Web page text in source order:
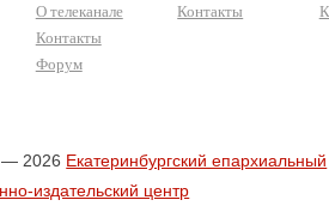
О телеканале
Контакты
Форум
Контакты
— 2026 Екатеринбургский епархиальный
издательский центр